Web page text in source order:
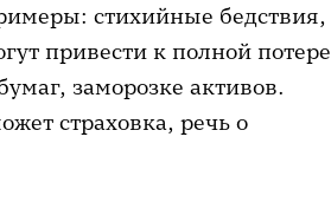
стихийные бедствия,
привести к полной потере
заморозке активов.
страховка, речь о